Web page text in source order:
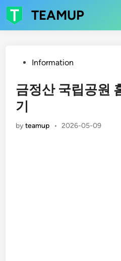
Skip
to
content
TEAMUP
PostedInformation
금정산 국립공원
기
byteamup • 2026-05-09